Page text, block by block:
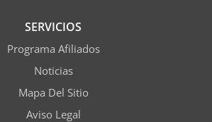
SERVICIOS
Programa Afiliados
Noticias
Mapa Del Sitio
Aviso Legal